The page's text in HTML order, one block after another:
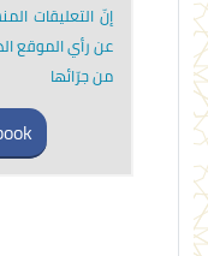
إنّ التعليقات
عن رأي الموقع
من جرّائها